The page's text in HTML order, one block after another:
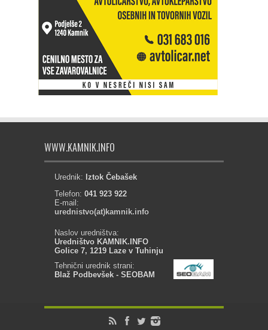
WWW.KAMNIK.INFO
Urednik: Iztok Čebašek
Telefon: 041 923 922
E-mail:
urednistvo(at)kamnik.info
Naslov uredništva:
Uredništvo KAMNIK.INFO
Golice 7, 1219 Laze v Tuhinju
Tehnični urednik strani:
Blaž Podbevšek - SEOBAM